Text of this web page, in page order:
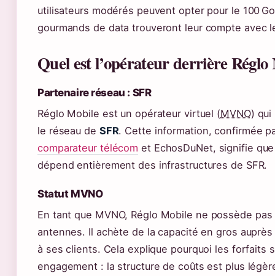
utilisateurs modérés peuvent opter pour le 100
gourmands de data trouveront leur compte avec
Quel est l’opérateur derrière
Partenaire réseau : SFR
Réglo Mobile est un opérateur virtuel (MVNO) qui
le réseau de SFR. Cette information, confirmée
comparateur télécom et EchosDuNet, signifie
dépend entièrement des infrastructures de SFR.
Statut MVNO
En tant que MVNO, Réglo Mobile ne possède
antennes. Il achète de la capacité en gros
à ses clients. Cela explique pourquoi les forfaits
engagement : la structure de coûts est plus